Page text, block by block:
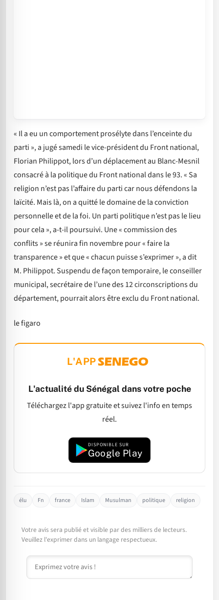
« Il a eu un comportement prosélyte dans l’enceinte du
parti », a jugé samedi le vice-président du Front national,
Florian Philippot, lors d’un déplacement au Blanc-Mesnil
consacré à la politique du Front national dans le 93. « Sa
religion n’est pas l’affaire du parti car nous défendons la
laïcité. Mais là, on a quitté le domaine de la conviction
personnelle et de la foi. Un parti politique n’est pas le lieu
pour cela », a-t-il poursuivi. Une « commission des
conflits » se réunira fin novembre pour « faire la
transparence » et que « chacun puisse s’exprimer », a dit
M. Philippot. Suspendu de façon temporaire, le conseiller
municipal, secrétaire de l’une des 12 circonscriptions du
département, pourrait alors être exclu du Front national.
le figaro
L'APP
L'actualité du Sénégal dans votre poche
Téléchargez l'app gratuite et suivez l'info en temps
réel.
DISPONIBLE SUR
Google Play
élu Fn france Islam Musulman politique religion
Votre avis sera publié et visible par des milliers de lecteurs.
Veuillez l'exprimer dans un langage respectueux.
Commentaire